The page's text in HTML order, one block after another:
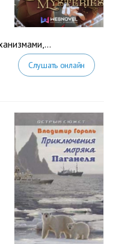
Слушать онлайн